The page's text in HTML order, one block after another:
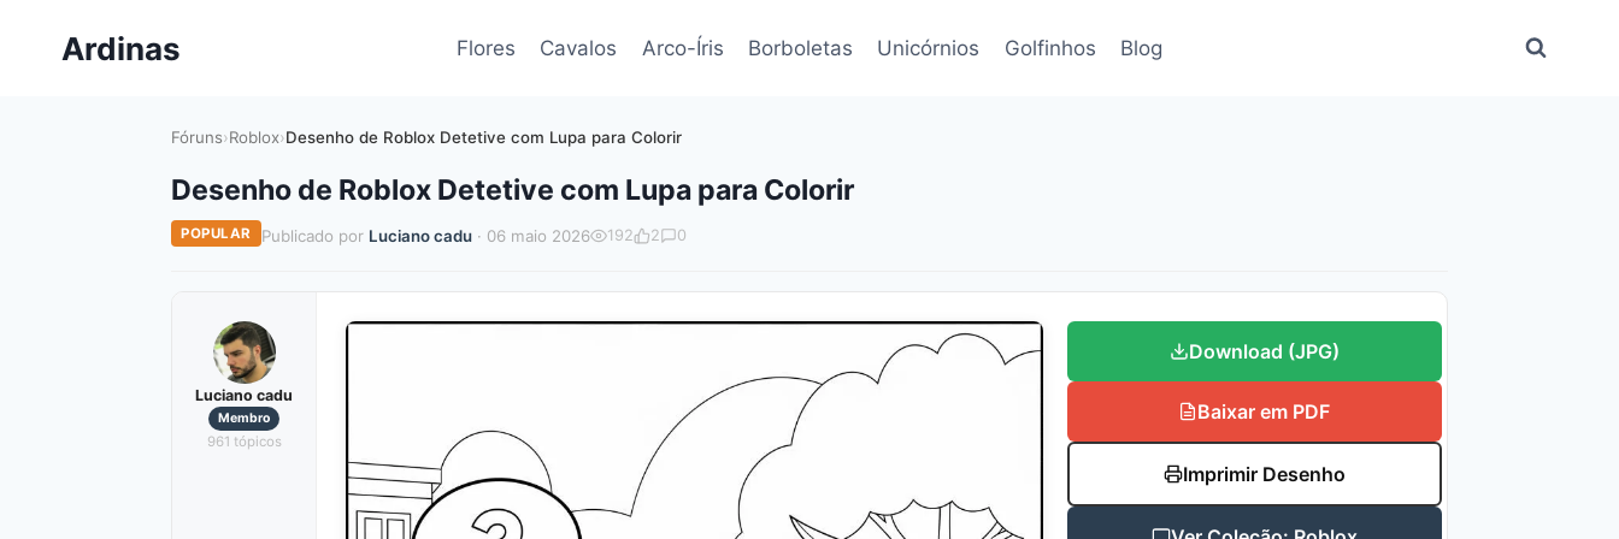
Ardinas Flores Cavalos Arco-Íris Borboletas Unicórnios Golfinhos Blog
Fóruns›Roblox›Desenho de Roblox Detetive com Lupa para Colorir
Desenho de Roblox Detetive com Lupa para Colorir
POPULAR Publicado por Luciano cadu· 06 maio 2026 192 2 0
Luciano cadu
Membro
961 tópicos
Download (JPG)
Baixar em PDF
Imprimir Desenho